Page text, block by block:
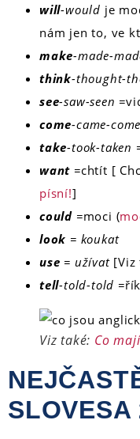
will-would je
nám jen to, ve
make-made-
think-thought-
see-saw-seen =
come-came-
take-took-taken
want =chtít [
písní!]
could =moci (
look = koukat
use = užívat [Viz
tell-told-told =
Viz také: Co
SLOVESA